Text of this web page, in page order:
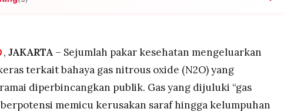
kerusakan sistem saraf dan reproduksi, hingga kematian pada
menunjukkan penyalahgunaan N2O meningkat empat hingga lima
, JAKARTA– Sejumlah pakar kesehatan mengeluarkan
terkait bahaya gas nitrous oxide (N2O) yang
diperbincangkan publik. Gas yang dijuluki “gas
memicu kerusakan saraf hingga kelumpuhan